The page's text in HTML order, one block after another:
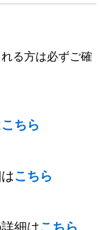
る方は必ずご確
こちら
こちら
細はこちら